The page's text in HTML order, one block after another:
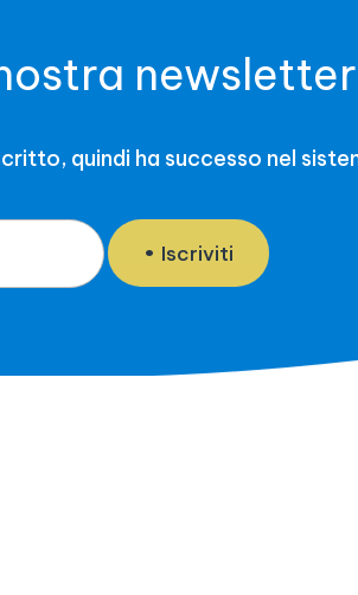
newsletter
quindi ha successo nel
Iscriviti